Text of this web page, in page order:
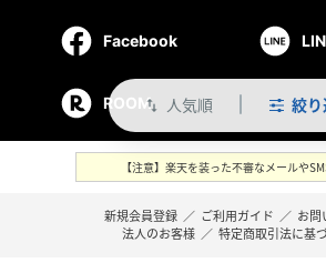
swap_vert 人気順 絞
Facebook
ROOM
【注意】楽天を装った不審なメールや
新規会員登録 ／ ご利用ガイド ／ お問
法人のお客様 ／ 特定商取引法に基